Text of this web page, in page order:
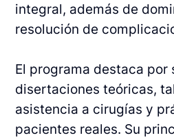
integral, además de
resolución de
El programa destaca por
disertaciones teóricas,
asistencia a cirugías y
pacientes reales. Su